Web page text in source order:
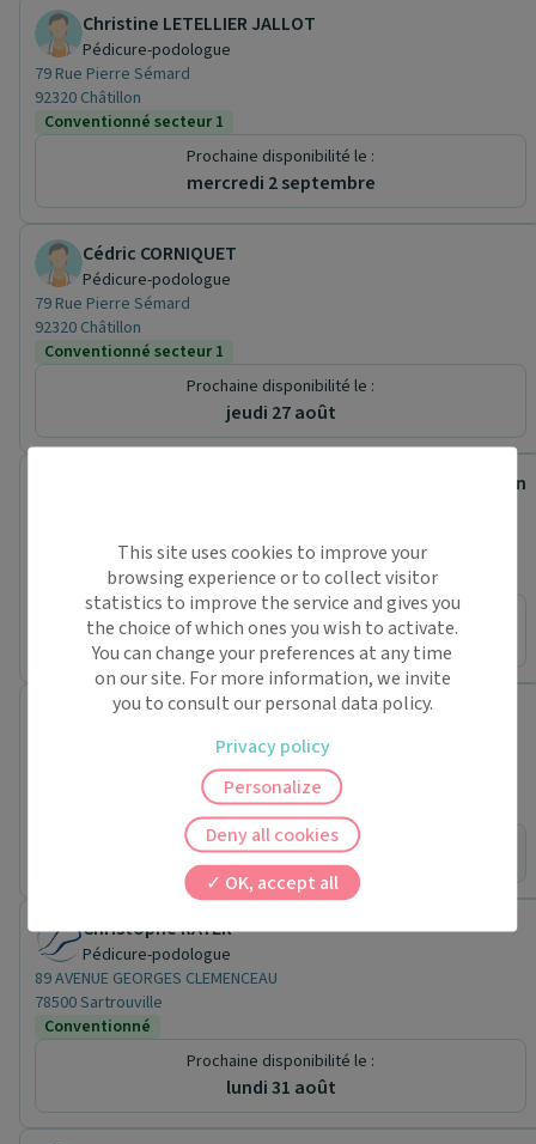
Christine LETELLIER JALLOT
Pédicure-podologue
79 Rue Pierre Sémard
92320 Châtillon
Conventionné secteur 1
Prochaine disponibilité le :
mercredi 2 septembre
Cédric CORNIQUET
Pédicure-podologue
79 Rue Pierre Sémard
92320 Châtillon
Conventionné secteur 1
Prochaine disponibilité le :
jeudi 27 août
Centre Municipal de Santé Simone Veil - de Châtillon
92320 Châtillon
Conventionné secteur 1
Pédicure-podologue (2)
Prochaine disponibilité le :
jeudi 27 août
Centre Municipal de Santé de Fresnes
Conventionné secteur 1
Pédicure-podologue (1)
Pas de rendez-vous en ligne pour ce praticien.
Christophe RAYER
Pédicure-podologue
89 AVENUE GEORGES CLEMENCEAU
78500 Sartrouville
Conventionné
Prochaine disponibilité le :
lundi 31 août
This site uses cookies to improve your
browsing experience or to collect visitor
statistics to improve the service and gives you
the choice of which ones you wish to activate.
You can change your preferences at any time
on our site. For more information, we invite
you to consult our personal data policy.
OK, accept all
Deny all cookies
Personalize
Privacy policy